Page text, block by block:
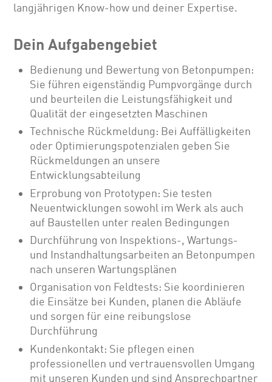
langjährigen Know-how und deiner Expertise.
Dein Aufgabengebiet
Bedienung und Bewertung von Betonpumpen:
Sie führen eigenständig Pumpvorgänge durch
und beurteilen die Leistungsfähigkeit und
Qualität der eingesetzten Maschinen
Technische Rückmeldung: Bei Auffälligkeiten
oder Optimierungspotenzialen geben Sie
Rückmeldungen an unsere
Entwicklungsabteilung
Erprobung von Prototypen: Sie testen
Neuentwicklungen sowohl im Werk als auch
auf Baustellen unter realen Bedingungen
Durchführung von Inspektions-, Wartungs-
und Instandhaltungsarbeiten an Betonpumpen
nach unseren Wartungsplänen
Organisation von Feldtests: Sie koordinieren
die Einsätze bei Kunden, planen die Abläufe
und sorgen für eine reibungslose
Durchführung
Kundenkontakt: Sie pflegen einen
professionellen und vertrauensvollen Umgang
mit unseren Kunden und sind Ansprechpartner